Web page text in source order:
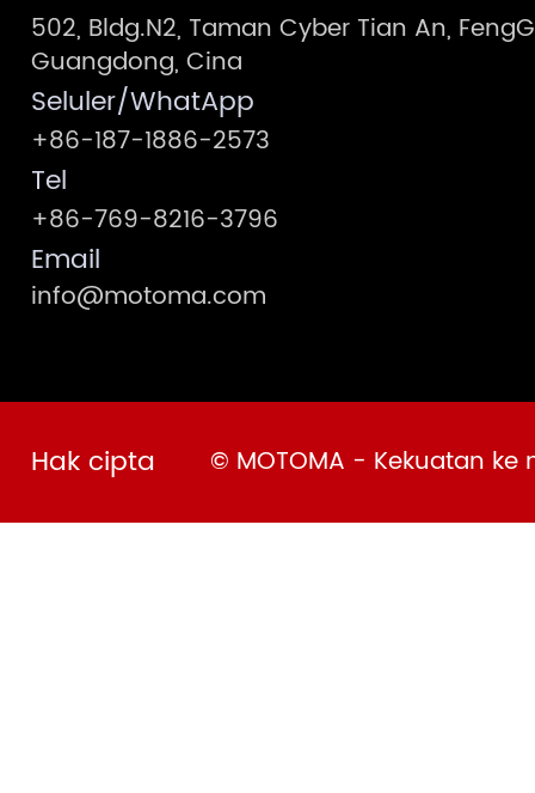
502, Bldg.N2, Taman Cyber Tian An,
Guangdong, Cina
Seluler/WhatApp
+86-187-1886-2573
Tel
+86-769-8216-3796
Email
info@motoma.com
Hak cipta © MOTOMA - Kekuatan ke